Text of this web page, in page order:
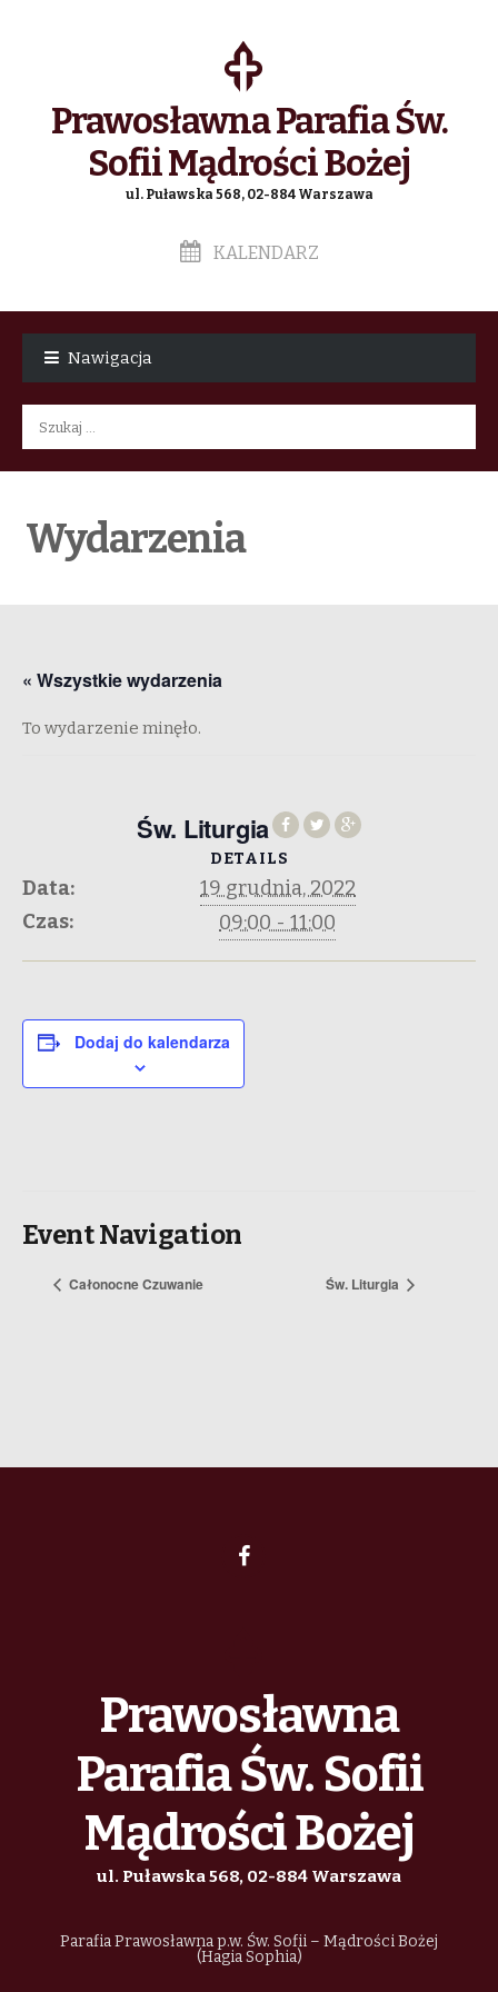
Prawosławna Parafia Św.
Sofii Mądrości Bożej
ul. Puławska 568, 02-884 Warszawa
KALENDARZ
Nawigacja
Szukaj:
Wydarzenia
« Wszystkie wydarzenia
To wydarzenie minęło.
Św. Liturgia
DETAILS
Data:
19 grudnia, 2022
Czas:
09:00 - 11:00
Dodaj do kalendarza
Event Navigation
Całonocne Czuwanie Św. Liturgia
Prawosławna
Parafia Św. Sofii
Mądrości Bożej
ul. Puławska 568, 02-884 Warszawa
Parafia Prawosławna p.w. Św. Sofii – Mądrości Bożej
(Hagia Sophia)